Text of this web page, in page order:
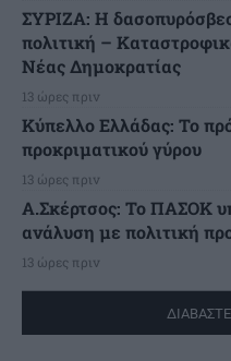
ΣΥΡΙΖΑ: Η
πολιτική –
Νέας Δημοκρατίας
13 ώρες πριν
Κύπελλο Ελλάδας: Το
προκριματικού γύρου
13 ώρες πριν
Α.Σκέρτσος: Το ΠΑΣΟΚ
ανάλυση με πολιτική
13 ώρες πριν